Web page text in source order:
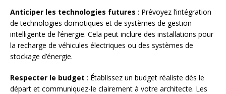
Anticiper les technologies futures : Prévoyez l’intégration
de technologies domotiques et de systèmes de gestion
intelligente de l’énergie. Cela peut inclure des installations pour
la recharge de véhicules électriques ou des systèmes de
stockage d’énergie.
Respecter le budget : Établissez un budget réaliste dès le
départ et communiquez-le clairement à votre architecte. Les